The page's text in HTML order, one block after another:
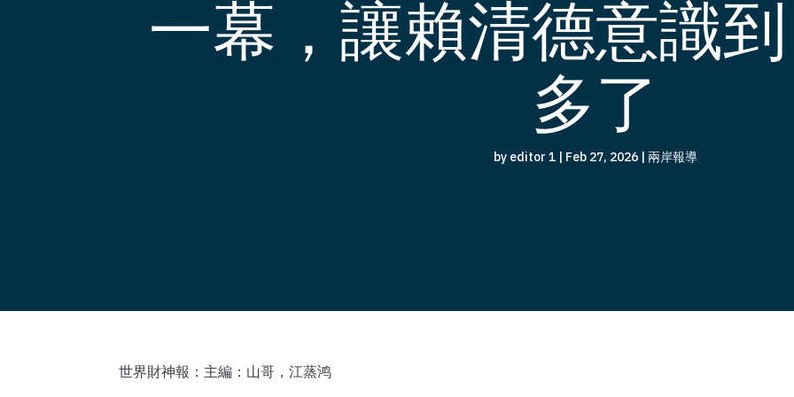
一幕，讓賴清德意識
多了
by editor 1 Feb 27, 2026 兩岸報導
世界財神報：主編：山哥，江蒸鸿